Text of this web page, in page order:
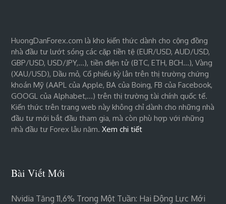
HuongDanForex.com là kho kiến thức dành cho cộng đồng
nhà đầu tư lướt sóng các cặp tiền tệ (EUR/USD, AUD/USD,
GBP/USD, USD/JPY,…), tiền điện tử (BTC, ETH, BCH…), Vàng
(XAU/USD), Dầu mỏ, Cổ phiếu kỳ lân trên thị trường chứng
khoán Mỹ (AAPL của Apple, BA của Boing, FB của Facebook,
GOOGL của Alphabet,…) trên thị trường tài chính quốc tế.
Kiến thức trên trang web này không chỉ dành cho những nhà
đầu tư mới bắt đầu tham gia, mà còn phù hợp với những
nhà đầu tư Forex lâu năm.Xem chi tiết
Bài Viết Mới
Nvidia Tăng 11,6% Trong Một Tuần: Hai Động Lực Mới